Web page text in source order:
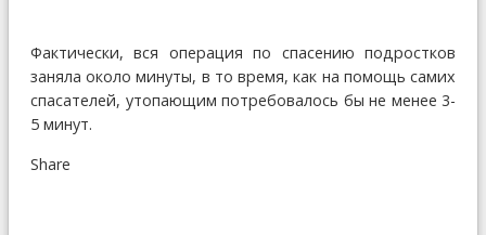
Фактически, вся операция по спасению подростков
заняла около минуты, в то время, как на помощь самих
спасателей, утопающим потребовалось бы не менее 3-
5 минут.
Share